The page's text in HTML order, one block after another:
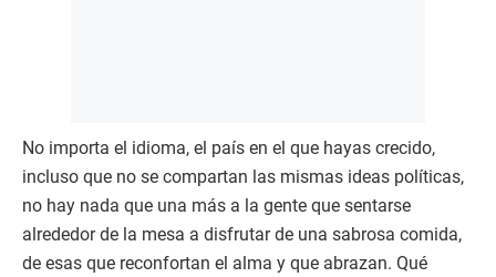
No importa el idioma, el país en el que hayas crecido,
incluso que no se compartan las mismas ideas políticas,
no hay nada que una más a la gente que sentarse
alrededor de la mesa a disfrutar de una sabrosa comida,
de esas que reconfortan el alma y que abrazan. Qué